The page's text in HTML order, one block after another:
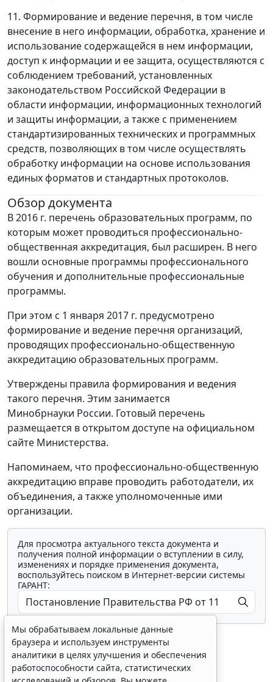
11. Формирование и ведение перечня, в том числе
внесение в него информации, обработка, хранение и
использование содержащейся в нем информации,
доступ к информации и ее защита, осуществляются с
соблюдением требований, установленных
законодательством Российской Федерации в
области информации, информационных технологий
и защиты информации, а также с применением
стандартизированных технических и программных
средств, позволяющих в том числе осуществлять
обработку информации на основе использования
единых форматов и стандартных протоколов.
Обзор документа
В 2016 г. перечень образовательных программ, по
которым может проводиться профессионально-
общественная аккредитация, был расширен. В него
вошли основные программы профессионального
обучения и дополнительные профессиональные
программы.
При этом с 1 января 2017 г. предусмотрено
формирование и ведение перечня организаций,
проводящих профессионально-общественную
аккредитацию образовательных программ.
Утверждены правила формирования и ведения
такого перечня. Этим занимается
Минобрнауки России. Готовый перечень
размещается в открытом доступе на официальном
сайте Министерства.
Напоминаем, что профессионально-общественную
аккредитацию вправе проводить работодатели, их
объединения, а также уполномоченные ими
организации.
Для просмотра актуального текста документа и
получения полной информации о вступлении в силу,
изменениях и порядке применения документа,
воспользуйтесь поиском в Интернет-версии системы
ГАРАНТ:
Мы обрабатываем локальные данные
браузера и используем инструменты
аналитики в целях улучшения и обеспечения
работоспособности сайта, статистических